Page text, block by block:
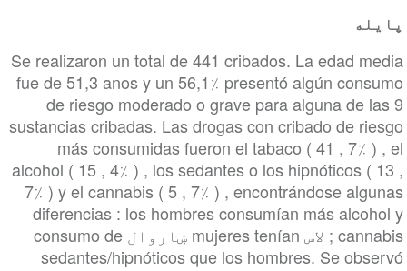
پایله
Se realizaron un total de 441 cribados. La edad media
fue de 51,3 anos y un 56,1٪ presentó algún consumo
de riesgo moderado o grave para alguna de las 9
sustancias cribadas. Las drogas con cribado de riesgo
más consumidas fueron el tabaco ( 41 , 7٪ ) , el
alcohol ( 15 , 4٪ ) , los sedantes o los hipnóticos ( 13 ,
7٪ ) y el cannabis ( 5 , 7٪ ) , encontrándose algunas
diferencias : los hombres consumían más alcohol y
cannabis ; لاس mujeres tenían ښاروال consumo de
sedantes/hipnóticos que los hombres. Se observó